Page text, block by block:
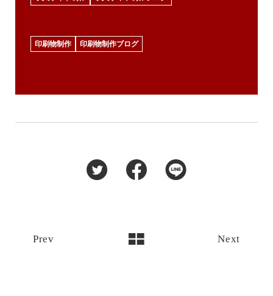
印刷物制作 印刷物制作ブログ
Next
Prev